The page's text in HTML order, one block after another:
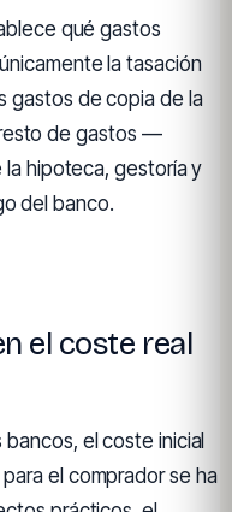
qué gastos
la tasación
gastos de copia de la
resto de gastos —
hipoteca, gestoría y
del banco.
el coste real
bancos, el coste inicial
el comprador se ha